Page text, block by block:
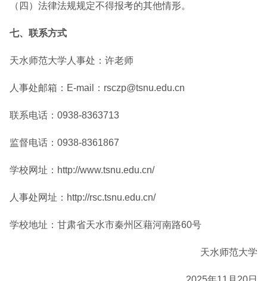
（四）法律法规规定不得报考的其他情形。
七、联系方式
天水师范大学人事处：许老师
人事处邮箱：E-mail：rsczp@tsnu.edu.cn
联系电话：0938-8363713
监督电话：0938-8361867
学校网址：http://www.tsnu.edu.cn/
人事处网址：http://rsc.tsnu.edu.cn/
学校地址：甘肃省天水市秦州区藉河南路60号
天水师范大学